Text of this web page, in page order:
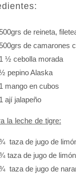
500grs de reineta,
500grs de camarones
1 ½ cebolla morada
pepino Alaska
1 mango en cubos
1 ají jalapeño
la leche de tigre:
taza de jugo de
taza de jugo de
taza de jugo de